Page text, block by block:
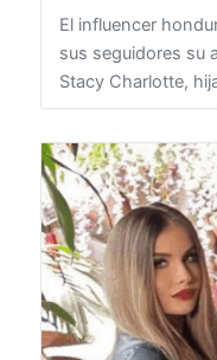
5 de agosto de
El influencer
sus seguidores su
Stacy Charlotte,